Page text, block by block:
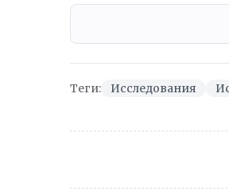
Теги: Исследования